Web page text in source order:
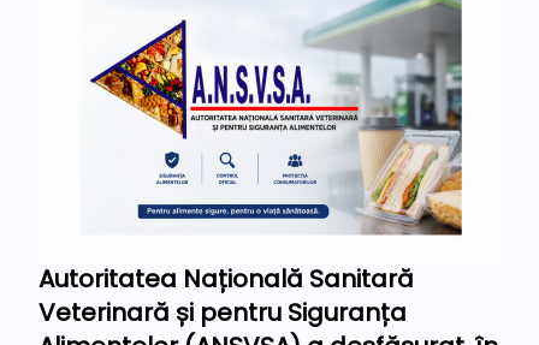
Autoritatea Națională Sanitară
Veterinară și pentru Siguranța